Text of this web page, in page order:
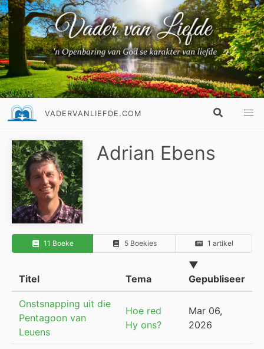
VADERVANLIEFDE.COM
Adrian Ebens
11 Boeke 5 Boekies 1 artikel
Titel Tema
▼
Gepubliseer
Onstsnapping uit die
Pentagoon van
Leuens
Hoe red
Hy ons?
Mar 06,
2026